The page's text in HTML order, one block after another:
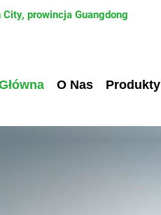
prowincja Guangdong
O Nas Produkty